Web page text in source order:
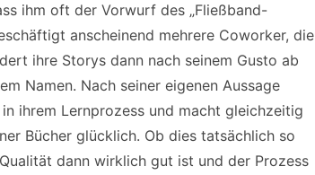
ihm oft der Vorwurf des „Fließband-
anscheinend mehrere Coworker, die
ihre Storys dann nach seinem Gusto ab
Namen. Nach seiner eigenen Aussage
ihrem Lernprozess und macht gleichzeitig
Bücher glücklich. Ob dies tatsächlich so
dann wirklich gut ist und der Prozess